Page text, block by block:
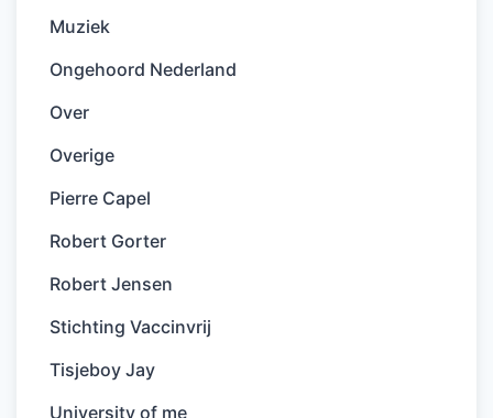
Muziek
Ongehoord Nederland
Over
Overige
Pierre Capel
Robert Gorter
Robert Jensen
Stichting Vaccinvrij
Tisjeboy Jay
University of me